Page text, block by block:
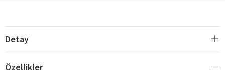
Detay
Özellikler